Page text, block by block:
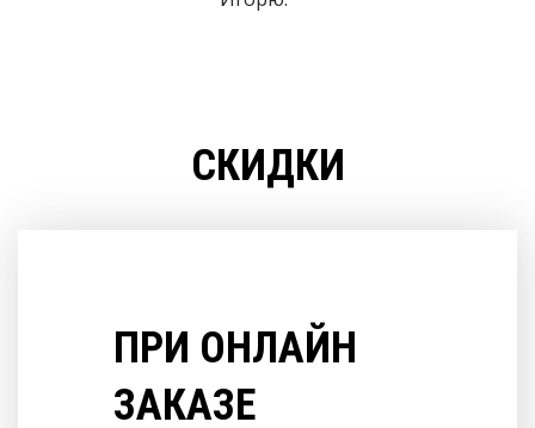
СКИДКИ
ПРИ ОНЛАЙН
ЗАКАЗЕ